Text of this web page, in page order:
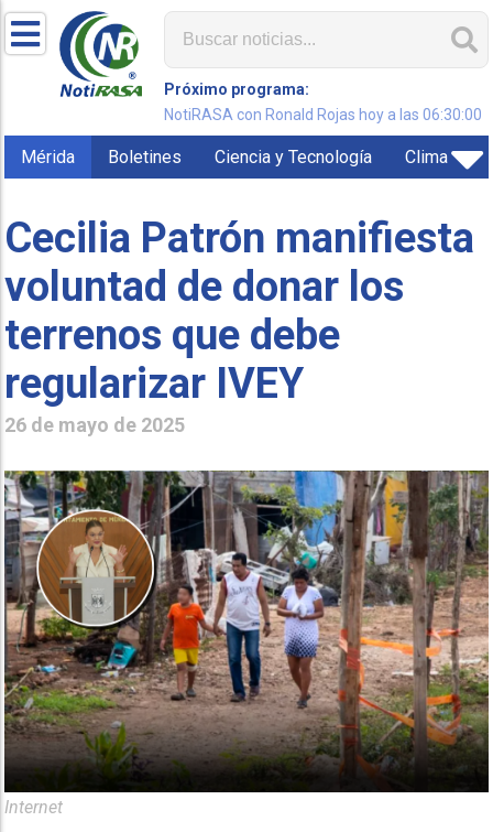
Próximo programa:
NotiRASA con Ronald Rojas hoy a las 06:30:00
Mérida Boletines Ciencia y Tecnología Clima
Cecilia Patrón manifiesta
voluntad de donar los
terrenos que debe
regularizar IVEY
26 de mayo de 2025
Internet